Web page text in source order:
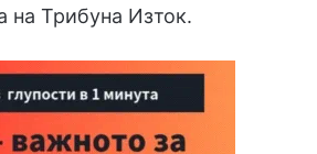
на Трибуна Изток.